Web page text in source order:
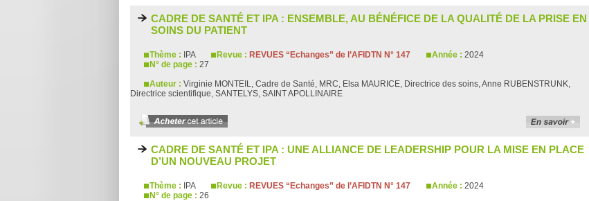
CADRE DE SANTÉ ET IPA : ENSEMBLE, AU BÉNÉFICE DE LA QUALITÉ DE LA PRISE EN
SOINS DU PATIENT
Thème : IPA Revue : REVUES “Echanges” de l’AFIDTN N° 147 Année : 2024
N° de page : 27
Auteur : Virginie MONTEIL, Cadre de Santé, MRC, Elsa MAURICE, Directrice des soins, Anne RUBENSTRUNK,
Directrice scientifique, SANTELYS, SAINT APOLLINAIRE
CADRE DE SANTÉ ET IPA : UNE ALLIANCE DE LEADERSHIP POUR LA MISE EN PLACE
D’UN NOUVEAU PROJET
Thème : IPA Revue : REVUES “Echanges” de l’AFIDTN N° 147 Année : 2024
N° de page : 26